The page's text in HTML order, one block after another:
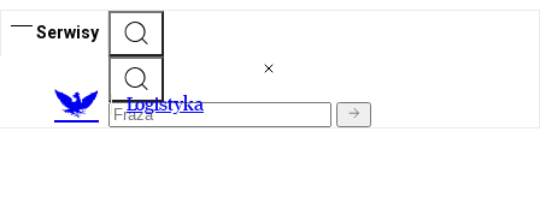
Serwisy
Logistyka